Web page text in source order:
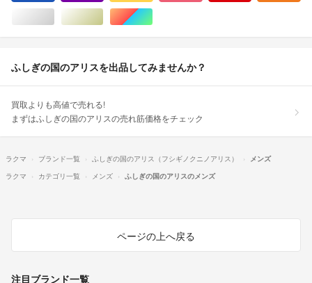
シルバー/銀色系ゴールド/金色系マルチカラー
ふしぎの国のアリスを出品してみませんか？
買取よりも高値で売れる!
まずはふしぎの国のアリスの売れ筋価格をチェック
ラクマ ブランド一覧 ふしぎの国のアリス（フシギノクニノアリス）
メンズ
ラクマ
カテゴリ一覧 メンズ ふしぎの国のアリスのメンズ
ページの上へ戻る
注目ブランド一覧